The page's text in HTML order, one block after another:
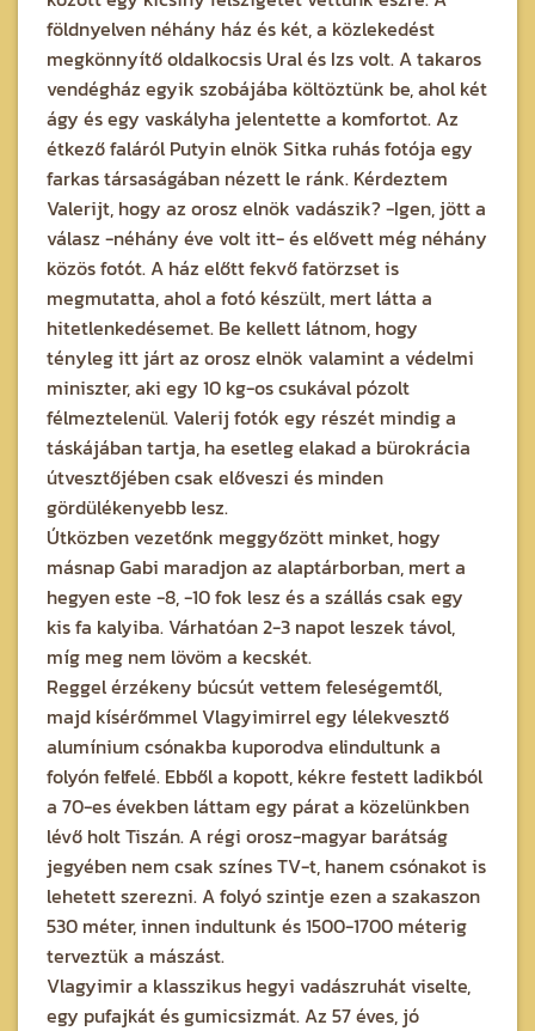
földnyelven néhány ház és két, a közlekedést
megkönnyítő oldalkocsis Ural és Izs volt. A takaros
vendégház egyik szobájába költöztünk be, ahol két
ágy és egy vaskályha jelentette a komfortot. Az
étkező faláról Putyin elnök Sitka ruhás fotója egy
farkas társaságában nézett le ránk. Kérdeztem
Valerijt, hogy az orosz elnök vadászik? -Igen, jött a
válasz -néhány éve volt itt- és elővett még néhány
közös fotót. A ház előtt fekvő fatörzset is
megmutatta, ahol a fotó készült, mert látta a
hitetlenkedésemet. Be kellett látnom, hogy
tényleg itt járt az orosz elnök valamint a védelmi
miniszter, aki egy 10 kg-os csukával pózolt
félmeztelenül. Valerij fotók egy részét mindig a
táskájában tartja, ha esetleg elakad a bürokrácia
útvesztőjében csak előveszi és minden
gördülékenyebb lesz.
Útközben vezetőnk meggyőzött minket, hogy
másnap Gabi maradjon az alaptárborban, mert a
hegyen este -8, -10 fok lesz és a szállás csak egy
kis fa kalyiba. Várhatóan 2-3 napot leszek távol,
míg meg nem lövöm a kecskét.
Reggel érzékeny búcsút vettem feleségemtől,
majd kísérőmmel Vlagyimirrel egy lélekvesztő
alumínium csónakba kuporodva elindultunk a
folyón felfelé. Ebből a kopott, kékre festett ladikból
a 70-es években láttam egy párat a közelünkben
lévő holt Tiszán. A régi orosz-magyar barátság
jegyében nem csak színes TV-t, hanem csónakot is
lehetett szerezni. A folyó szintje ezen a szakaszon
530 méter, innen indultunk és 1500-1700 méterig
terveztük a mászást.
Vlagyimir a klasszikus hegyi vadászruhát viselte,
egy pufajkát és gumicsizmát. Az 57 éves, jó